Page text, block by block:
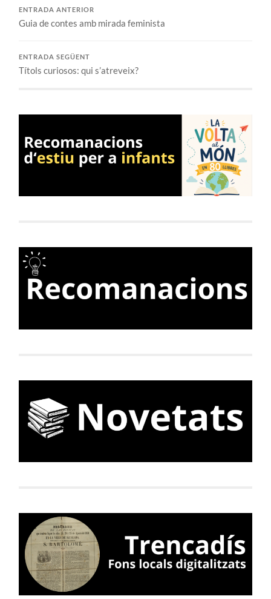
ENTRADA ANTERIOR
Guia de contes amb mirada feminista
ENTRADA SEGÜENT
Títols curiosos: qui s’atreveix?